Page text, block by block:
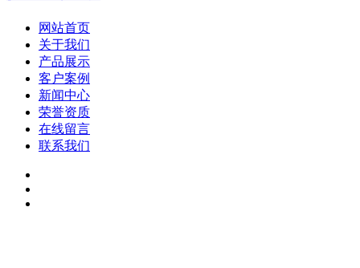
网站首页
关于我们
产品展示
客户案例
新闻中心
荣誉资质
在线留言
联系我们